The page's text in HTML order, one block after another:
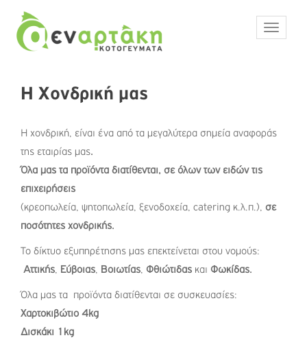
Η Χονδρική μας
Η χονδρική, είναι ένα από τα μεγαλύτερα σημεία αναφοράς
της εταιρίας μας.
Όλα μας τα προϊόντα διατίθενται, σε όλων των ειδών τις
επιχειρήσεις
(κρεοπωλεία, ψητοπωλεία, ξενοδοχεία, catering κ.λ.π.), σε
ποσότητες χονδρικής.
Το δίκτυο εξυπηρέτησης μας επεκτείνεται στου νομούς:
Αττικής, Εύβοιας, Βοιωτίας, Φθιώτιδας και Φωκίδας.
Όλα μας τα προϊόντα διατίθενται σε συσκευασίες:
Χαρτοκιβώτιο 4kg
Δισκάκι 1 kg